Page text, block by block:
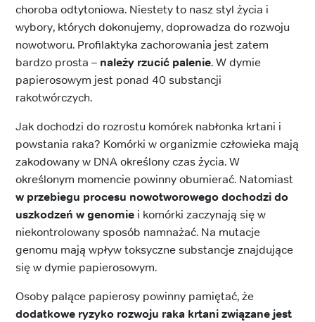
choroba odtytoniowa. Niestety to nasz styl życia i
wybory, których dokonujemy, doprowadza do rozwoju
nowotworu. Profilaktyka zachorowania jest zatem
bardzo prosta – należy rzucić palenie. W dymie
papierosowym jest ponad 40 substancji
rakotwórczych.
Jak dochodzi do rozrostu komórek nabłonka krtani i
powstania raka? Komórki w organizmie człowieka mają
zakodowany w DNA określony czas życia. W
określonym momencie powinny obumierać. Natomiast
w przebiegu procesu nowotworowego dochodzi do
uszkodzeń w genomie i komórki zaczynają się w
niekontrolowany sposób namnażać. Na mutacje
genomu mają wpływ toksyczne substancje znajdujące
się w dymie papierosowym.
Osoby palące papierosy powinny pamiętać, że
dodatkowe ryzyko rozwoju raka krtani związane jest